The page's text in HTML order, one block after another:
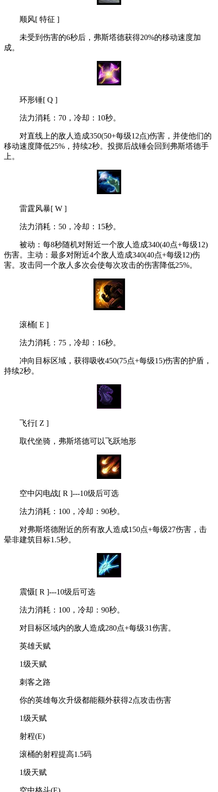
顺风[ 特征 ]
未受到伤害的6秒后，弗斯塔德获得20%的移动速度加
成。
环形锤[ Q ]
法力消耗：70，冷却：10秒。
对直线上的敌人造成350(50+每级12点)伤害，并使他们的
移动速度降低25%，持续2秒。投掷后战锤会回到弗斯塔德手
上。
雷霆风暴[ W ]
法力消耗：50，冷却：15秒。
被动：每8秒随机对附近一个敌人造成340(40点+每级12)
伤害。主动：最多对附近4个敌人造成340(40点+每级12)伤
害。攻击同一个敌人多次会使每次攻击的伤害降低25%。
滚桶[ E ]
法力消耗：75，冷却：16秒。
冲向目标区域，获得吸收450(75点+每级15)伤害的护盾，
持续2秒。
飞行[ Z ]
取代坐骑，弗斯塔德可以飞跃地形
空中闪电战[ R ]---10级后可选
法力消耗：100，冷却：90秒。
对弗斯塔德附近的所有敌人造成150点+每级27伤害，击
晕非建筑目标1.5秒。
震慑[ R ]---10级后可选
法力消耗：100，冷却：90秒。
对目标区域内的敌人造成280点+每级31伤害。
英雄天赋
1级天赋
刺客之路
你的英雄每次升级都能额外获得2点攻击伤害
1级天赋
射程(E)
滚桶的射程提高1.5码
1级天赋
空中格斗(E)